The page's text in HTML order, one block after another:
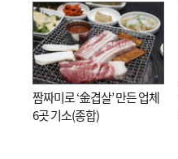
는 ‘전쟁 속죄’
짬짜미로 ‘金겹살’ 만든 업체
6곳 기소(종합)